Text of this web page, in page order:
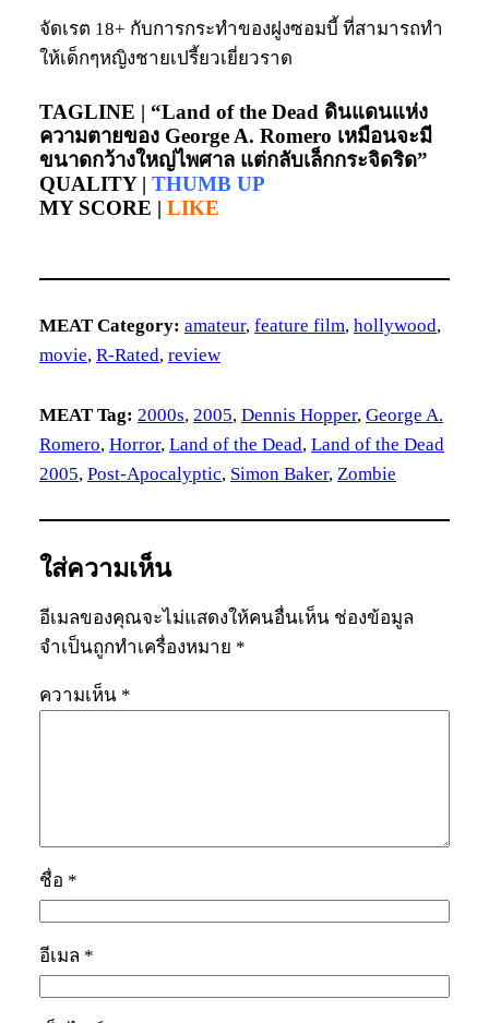
จัดเรต 18+ กับการกระทำของฝูงซอมบี้ ที่สามารถทำ
ให้เด็กๆหญิงชายเปรี้ยวเยี่ยวราด
TAGLINE | “Land of the Dead ดินแดนแห่ง
ความตายของ George A. Romero เหมือนจะมี
ขนาดกว้างใหญ่ไพศาล แต่กลับเล็กกระจิดริด”
QUALITY | THUMB UP
MY SCORE | LIKE
MEAT Category: amateur, feature film, hollywood
movie, R-Rated, review
MEAT Tag: 2000s, 2005, Dennis Hopper, George A.
Romero, Horror, Land of the Dead, Land of the Dead
2005, Post-Apocalyptic, Simon Baker, Zombie
ใส่ความเห็น
อีเมลของคุณจะไม่แสดงให้คนอื่นเห็น ช่องข้อมูล
จำเป็นถูกทำเครื่องหมาย *
ความเห็น *
ชื่อ *
อีเมล *